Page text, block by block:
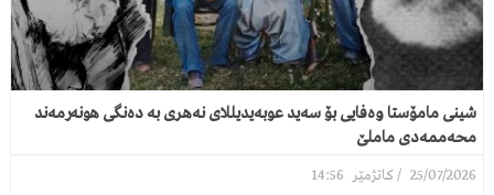
شینی مامۆستا وەفایی بۆ سەید عوبەیدیللای نەهری بە دەنگی هونەرمەند
محەممەدی ماملێ
25/07/2026